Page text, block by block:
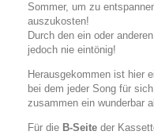
Sommer, um zu
auszukosten!
Durch den ein oder
jedoch nie eintönig!
Herausgekommen ist hier
bei dem jeder Song für
zusammen ein wunderbar
Für die B-Seite der